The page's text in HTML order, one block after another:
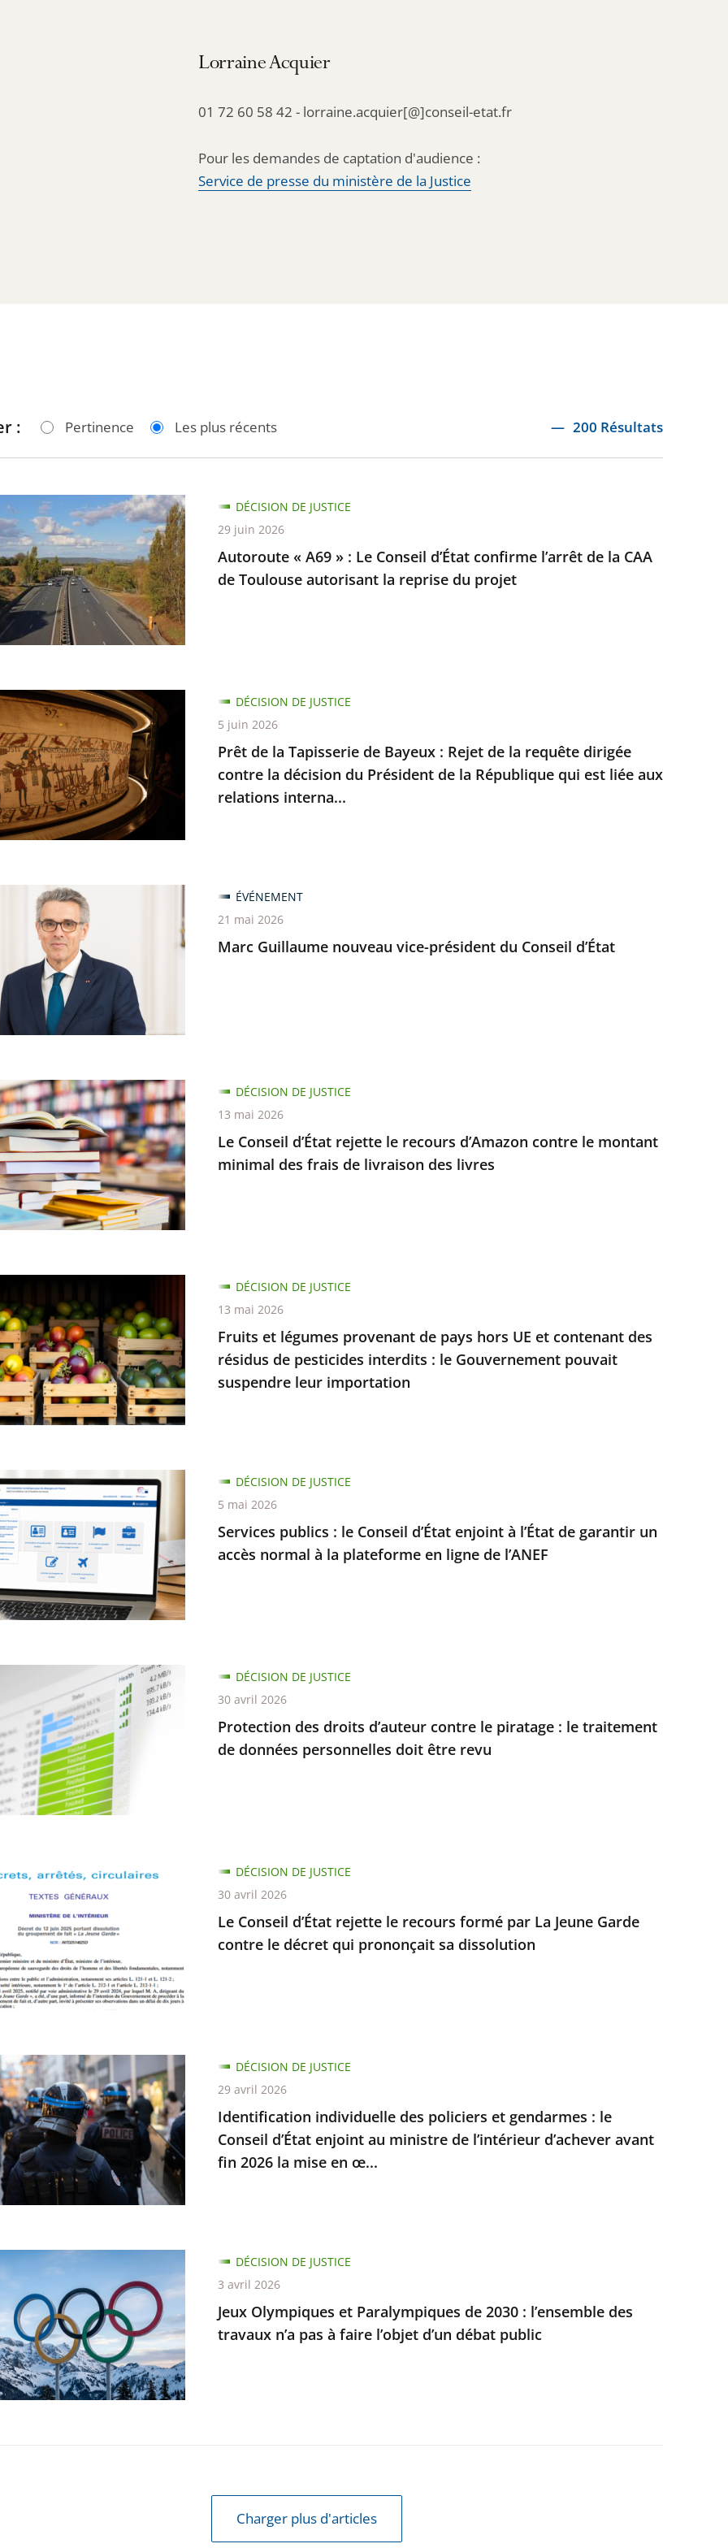
Lorraine Acquier
01 72 60 58 42 - lorraine.acquier[@]conseil-etat.fr
Pour les demandes de captation d'audience :
Service de presse du ministère de la Justice
: Pertinence Les plus récents 200 Résultats
Autoroute « A69 » : Le Conseil d’État confirme l’arrêt de la CAA
de Toulouse autorisant la reprise du projet
DÉCISION DE JUSTICE
29 juin 2026
Prêt de la Tapisserie de Bayeux : Rejet de la requête dirigée
contre la décision du Président de la République qui est liée aux
relations interna...
DÉCISION DE JUSTICE
5 juin 2026
Marc Guillaume nouveau vice-président du Conseil d’État
ÉVÉNEMENT
21 mai 2026
Le Conseil d’État rejette le recours d’Amazon contre le montant
minimal des frais de livraison des livres
DÉCISION DE JUSTICE
13 mai 2026
Fruits et légumes provenant de pays hors UE et contenant des
résidus de pesticides interdits : le Gouvernement pouvait
suspendre leur importation
DÉCISION DE JUSTICE
13 mai 2026
Services publics : le Conseil d’État enjoint à l’État de garantir un
accès normal à la plateforme en ligne de l’ANEF
DÉCISION DE JUSTICE
5 mai 2026
Protection des droits d’auteur contre le piratage : le traitement
de données personnelles doit être revu
DÉCISION DE JUSTICE
30 avril 2026
Le Conseil d’État rejette le recours formé par La Jeune Garde
contre le décret qui prononçait sa dissolution
DÉCISION DE JUSTICE
30 avril 2026
Identification individuelle des policiers et gendarmes : le
Conseil d’État enjoint au ministre de l’intérieur d’achever avant
fin 2026 la mise en œ...
DÉCISION DE JUSTICE
29 avril 2026
Jeux Olympiques et Paralympiques de 2030 : l’ensemble des
travaux n’a pas à faire l’objet d’un débat public
DÉCISION DE JUSTICE
3 avril 2026
Charger plus d'articles